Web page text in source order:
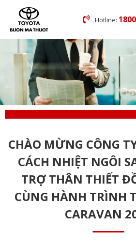
Hotline:
CHÀO MỪNG CÔNG
CÁCH NHIỆT NGÔI
TRỢ THÂN THIẾT
CÙNG HÀNH TRÌNH
CARAVAN